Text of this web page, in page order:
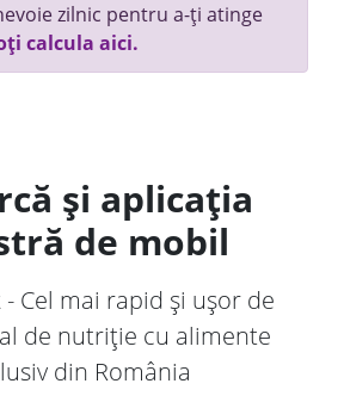
zilnic pentru a-ți atinge
calcula aici.
și aplicația
de mobil
- Cel mai rapid și ușor de
de nutriție cu alimente
din România